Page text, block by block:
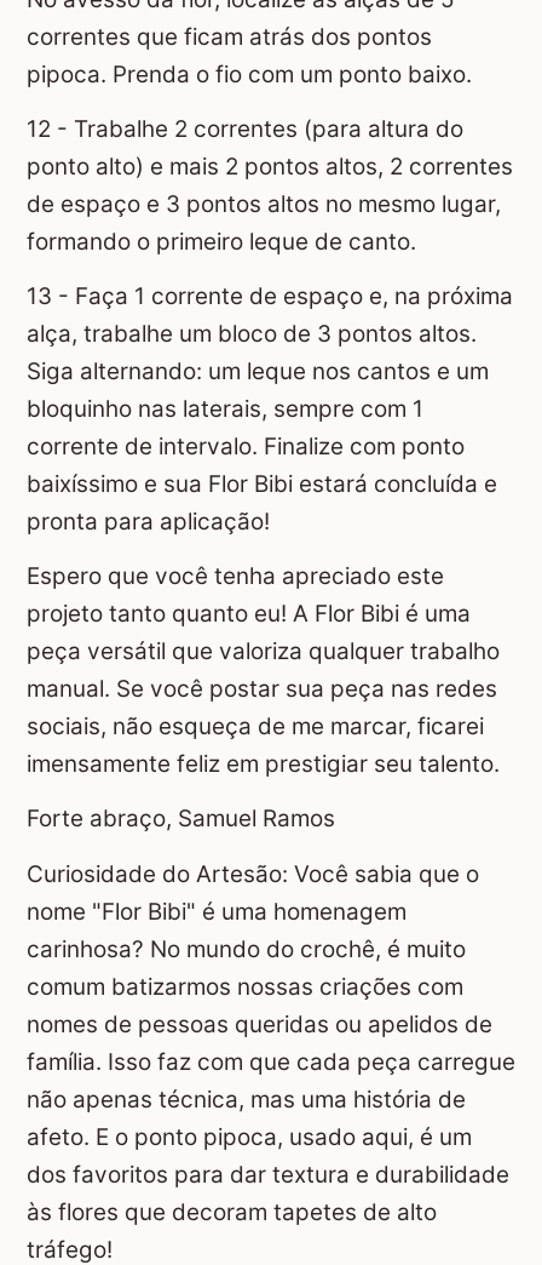
correntes que ficam atrás dos pontos
pipoca. Prenda o fio com um ponto baixo.
12 - Trabalhe 2 correntes (para altura do
ponto alto) e mais 2 pontos altos, 2 correntes
de espaço e 3 pontos altos no mesmo lugar,
formando o primeiro leque de canto.
13 - Faça 1 corrente de espaço e, na próxima
alça, trabalhe um bloco de 3 pontos altos.
Siga alternando: um leque nos cantos e um
bloquinho nas laterais, sempre com 1
corrente de intervalo. Finalize com ponto
baixíssimo e sua Flor Bibi estará concluída e
pronta para aplicação!
Espero que você tenha apreciado este
projeto tanto quanto eu! A Flor Bibi é uma
peça versátil que valoriza qualquer trabalho
manual. Se você postar sua peça nas redes
sociais, não esqueça de me marcar, ficarei
imensamente feliz em prestigiar seu talento.
Forte abraço, Samuel Ramos
Curiosidade do Artesão: Você sabia que o
nome "Flor Bibi" é uma homenagem
carinhosa? No mundo do crochê, é muito
comum batizarmos nossas criações com
nomes de pessoas queridas ou apelidos de
família. Isso faz com que cada peça carregue
não apenas técnica, mas uma história de
afeto. E o ponto pipoca, usado aqui, é um
dos favoritos para dar textura e durabilidade
às flores que decoram tapetes de alto
tráfego!